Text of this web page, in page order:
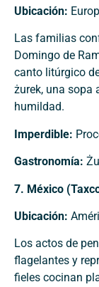
Ubicación:
Las familias
Domingo de
canto litúrgico
żurek, una sopa
humildad.
Imperdible:
Gastronomía:
7. México
Ubicación:
Los actos de
flagelantes y
fieles cocinan